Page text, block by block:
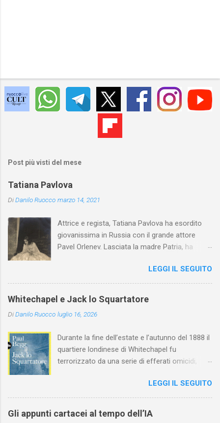
Post più visti del mese
Tatiana Pavlova
DiDanilo Ruocco marzo 14, 2021
Attrice e regista, Tatiana Pavlova ha esordito
giovanissima in Russia con il grande attore
Pavel Orlenev. Lasciata la madre Patria, ha
l'arte della Pavlova ha raggiunto la piena
maturità ed è stata in grado di rinnovare
profondamente l'attardato mondo teatrale
LEGGI IL SEGUITO
Whitechapel e Jack lo Squartatore
DiDanilo Ruocco luglio 16, 2026
Durante la fine dell’estate e l’autunno del 1888 il
quartiere londinese di Whitechapel fu
terrorizzato da una serie di efferati omicidi,
assassino ribattezzato Jack lo Squartatore la
cui identità, tutt’oggi, resta ignota. Paul Begg in
Jack lo Squartatore: la vera storia , edito da
Utet, ricostruisce non solo i cinque omicidi
LEGGI IL SEGUITO
Gli appunti cartacei al tempo dell’IA